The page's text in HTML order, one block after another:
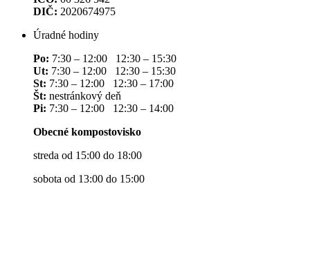
DIČ: 2020674975
Úradné hodiny
Po: 7:30 – 12:00 12:30 – 15:30
Ut: 7:30 – 12:00 12:30 – 15:30
St: 7:30 – 12:00 12:30 – 17:00
Št: nestránkový deň
Pi: 7:30 – 12:00 12:30 – 14:00
Obecné kompostovisko
streda od 15:00 do 18:00
sobota od 13:00 do 15:00